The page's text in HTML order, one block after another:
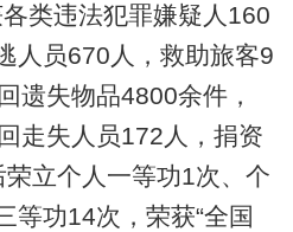
类违法犯罪嫌疑人160
人员670人，救助旅客9
遗失物品4800余件，
走失人员172人，捐资
立个人一等功1次、个
等功14次，荣获“全国